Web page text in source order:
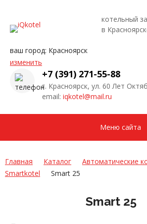
котельный
в
ваш город: Красноярск
изменить
+7 (391) 271-55-88
г. Красноярск, ул. 60 Лет
email: iqkotel@mail.ru
Меню сайта
Главная Каталог
Автоматические
Smartkotel
Smart 25
Smart 25